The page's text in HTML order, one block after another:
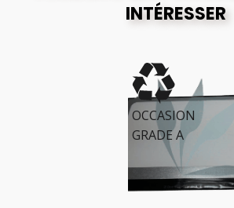
INTÉRESSER
OCCASION
GRADE A